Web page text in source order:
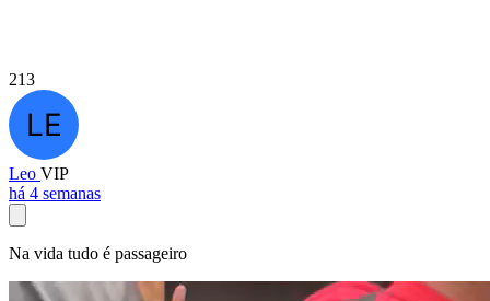
213
Leo VIP
há 4 semanas
Na vida tudo é passageiro